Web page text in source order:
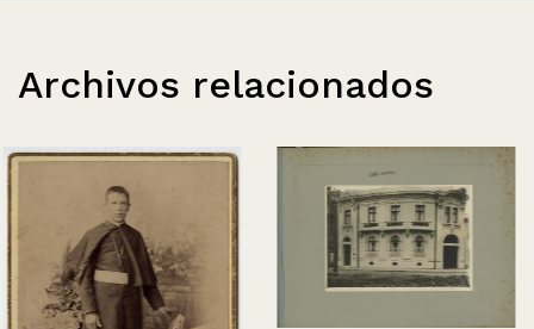
Archivos relacionados